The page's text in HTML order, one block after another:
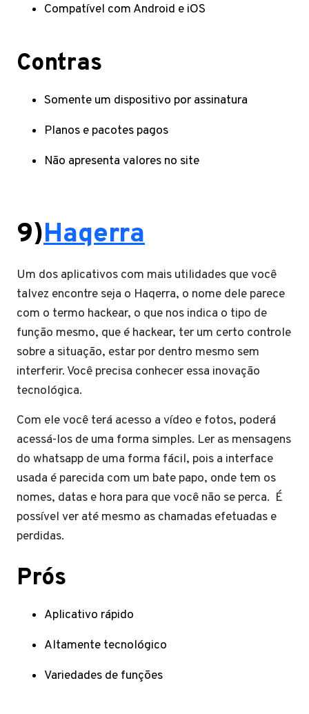
Compatível com Android e iOS
Contras
Somente um dispositivo por assinatura
Planos e pacotes pagos
Não apresenta valores no site
9)Haqerra
Um dos aplicativos com mais utilidades que você
talvez encontre seja o Haqerra, o nome dele parece
com o termo hackear, o que nos indica o tipo de
função mesmo, que é hackear, ter um certo controle
sobre a situação, estar por dentro mesmo sem
interferir. Você precisa conhecer essa inovação
tecnológica.
Com ele você terá acesso a vídeo e fotos, poderá
acessá-los de uma forma simples. Ler as mensagens
do whatsapp de uma forma fácil, pois a interface
usada é parecida com um bate papo, onde tem os
nomes, datas e hora para que você não se perca. É
possível ver até mesmo as chamadas efetuadas e
perdidas.
Prós
Aplicativo rápido
Altamente tecnológico
Variedades de funções